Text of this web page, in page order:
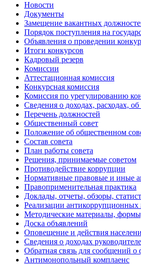
Новости
Документы
Замещение вакантных
Порядок поступления на
Объявления о проведении
Итоги конкурсов
Кадровый резерв
Комиссии
Аттестационная комиссия
Конкурсная комиссия
Комиссия по урегулированию
Сведения о доходах, расходах,
Перечень должностей
Общественный совет
Положение об общественном
Состав совета
План работы совета
Решения, принимаемые советом
Противодействие коррупции
Нормативные правовые и иные
Правоприменительная практика
Доклады, отчеты, обзоры,
Реализации
Методические материалы,
Доска объявлений
Оповещение и действия
Сведения о доходах
Обратная связь для сообщений о
Антимонопольный комплаенс